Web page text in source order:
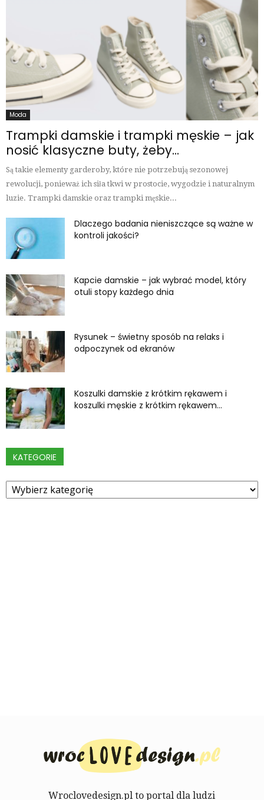
Moda
Trampki damskie i trampki męskie – jak
nosić klasyczne buty, żeby...
Są takie elementy garderoby, które nie potrzebują sezonowej
rewolucji, ponieważ ich siła tkwi w prostocie, wygodzie i naturalnym
luzie. Trampki damskie oraz trampki męskie...
Dlaczego badania nieniszczące są ważne w
kontroli jakości?
Kapcie damskie – jak wybrać model, który
otuli stopy każdego dnia
Rysunek – świetny sposób na relaks i
odpoczynek od ekranów
Koszulki damskie z krótkim rękawem i
koszulki męskie z krótkim rękawem...
KATEGORIE
Kategorie
Wroclovedesign.pl to portal dla ludzi